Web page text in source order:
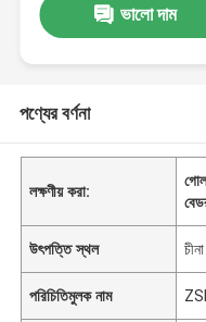
ভালো দাম
পণ্যের বর্ণনা
লক্ষণীয় করা:
উৎপত্তি স্থল
পরিচিতিমুলক নাম